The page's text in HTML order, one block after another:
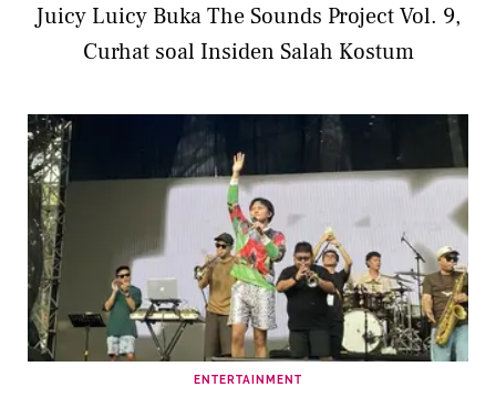
Juicy Luicy Buka The Sounds Project Vol. 9,
Curhat soal Insiden Salah Kostum
ENTERTAINMENT